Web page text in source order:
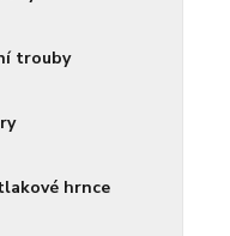
trouby
hrnce